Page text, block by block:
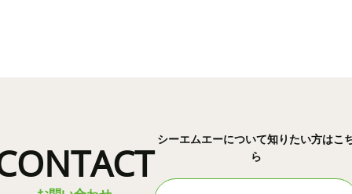
シーエムエーについて知りたい方はこ
ら